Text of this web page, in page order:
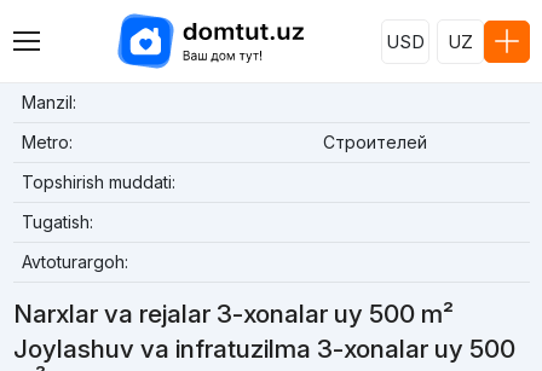
USD UZ
Manzil:
Metro:
Строителей
Topshirish muddati:
Tugatish:
Avtoturargoh:
Narxlar va rejalar 3-xonalar uy 500 m²
Joylashuv va infratuzilma 3-xonalar uy 500